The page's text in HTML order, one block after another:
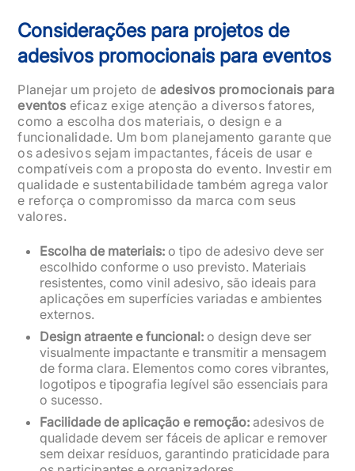
Considerações para projetos de
adesivos promocionais para eventos
Planejar um projeto de adesivos promocionais para
eventoseficaz exige atenção a diversos fatores,
como a escolha dos materiais, o design e a
funcionalidade. Um bom planejamento garante que
os adesivos sejam impactantes, fáceis de usar e
compatíveis com a proposta do evento. Investir em
qualidade e sustentabilidade também agrega valor
e reforça o compromisso da marca com seus
valores.
Escolha de materiais: o tipo de adesivo deve ser
escolhido conforme o uso previsto. Materiais
resistentes, como vinil adesivo, são ideais para
aplicações em superfícies variadas e ambientes
externos.
Design atraente e funcional: o design deve ser
visualmente impactante e transmitir a mensagem
de forma clara. Elementos como cores vibrantes,
logotipos e tipografia legível são essenciais para
o sucesso.
Facilidade de aplicação e remoção: adesivos de
qualidade devem ser fáceis de aplicar e remover
sem deixar resíduos, garantindo praticidade para